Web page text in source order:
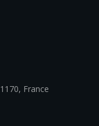
France